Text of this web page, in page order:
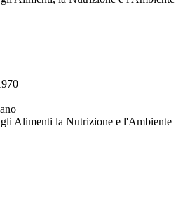
Alimenti la Nutrizione e l'Ambiente